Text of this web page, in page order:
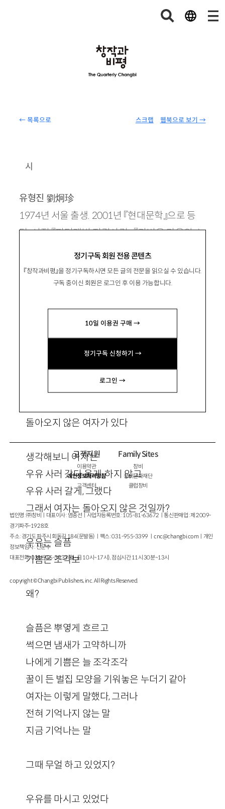
← 목록으로 웹북으로 보기 →
스크랩
정기구독 회원 전용 콘텐츠
『창작과비평』을 정기구독하시면 모든 글의 전문을 읽으실 수 있습니다.
구독 중이신 회원은 로그인 후 이용 가능합니다.
10일 이용권 구매 →
정기구독 신청하기 →
로그인 →
시
유형진 劉炯珍
1974년 서울 출생. 2001년 『현대문학』으로 등
단. 시집 『피터래빗 저격사건』 『가벼운 마음의 소
유자들』 『피터 판과 친구들』(e-시집)이 있음.
sengdal@naver.com
우유는 슬픔 기쁨은 조각보
돌아오지 않은 여자가 있다
생각해보니 여자는
우유 사러 갔다 올게, 하지 않고
우유 사러 갈게, 그랬다
그래서 여자는 돌아오지 않은 것일까?
우유는 슬픔
기쁨은 조각보
왜?
슬픔은 뿌옇게 흐르고
썩으면 냄새가 고약하니까
나에게 기쁨은 늘 조각조각
꿀이 든 벌집 모양을 기워놓은 누더기 같아
여자는 이렇게 말했다, 그러나
전혀 기억나지 않는 말
지금 기억나는 말
그때 무얼 하고 있었지?
우유를 마시고 있었다
고객지원
이용약관
개인정보처리방침
고객센터
Family Sites
창비
창비문화재단
클럽창비
법인명 : ㈜창비ㅣ대표이사 : 염종선ㅣ사업자등록번호 : 105-81-63672ㅣ통신판매업 : 제 2009-
경기파주-1928호
주소 : 경기도 파주시 회동길 184(문발동)ㅣ팩스 : 031-955-3399 ㅣcnc@changbi.com ㅣ개인
정보책임자 : 신문수
대표전화 : 031-955-3333(월~금 10시~17시), 점심시간 11시 30분~13시
copyright © Changbi Publishers, inc. All Rights Reserved.